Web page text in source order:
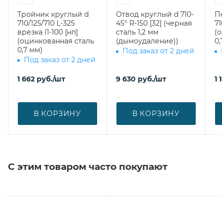
Тройник круглый d
710/125/710 L-325
врезка l1-100 [нп]
(оцинкованная сталь
0,7 мм)
Под заказ от 2 дней
1 662 руб./шт
В КОРЗИНУ
Отвод круглый d 710-
45° R-150 [32] (черная
сталь 1,2 мм
(дымоудаление))
Под заказ от 2 дней
9 630 руб./шт
В КОРЗИНУ
1
С этим товаром часто покупают